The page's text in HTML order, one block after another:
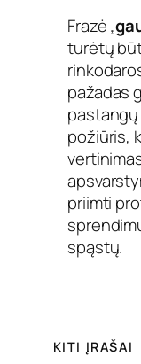
Frazė „
turėtų
pažadas
požiūris,
priimti
spąstų.
KITI ĮRAŠAI